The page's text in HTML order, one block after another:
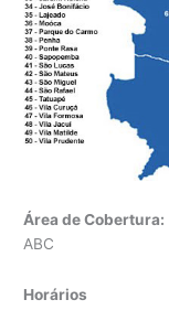
Área de Cobertura:
ABC
Horários